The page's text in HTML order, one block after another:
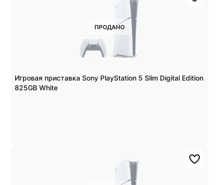
ПРОДАНО
Игровая приставка Sony PlayStation 5 Slim Digital Edition
825GB White